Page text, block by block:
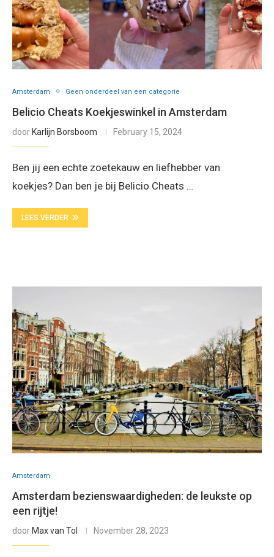
Amsterdam Geen onderdeel van een categorie
Belicio Cheats Koekjeswinkel in Amsterdam
door Karlijn Borsboom February 15, 2024
Ben jij een echte zoetekauw en liefhebber van
koekjes? Dan ben je bij Belicio Cheats …
LEES VERDER
Amsterdam
Amsterdam bezienswaardigheden: de leukste op
een rijtje!
door Max van Tol November 28, 2023